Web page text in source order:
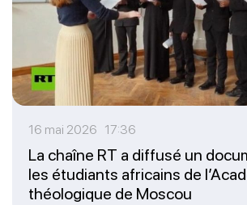
16 mai 2026 17:36
La chaîne RT a diffusé un
les étudiants africains de
théologique de Moscou